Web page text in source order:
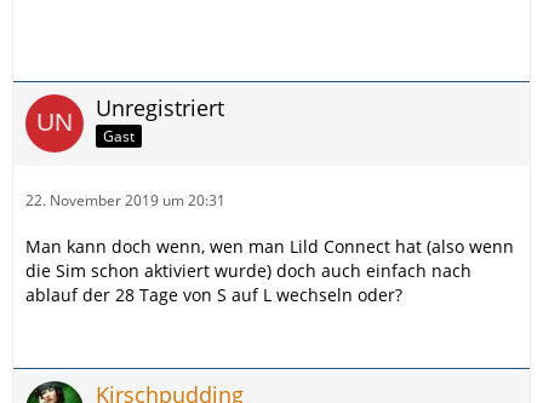
Unregistriert
Gast
22. November 2019 um 20:31
Man kann doch wenn, wen man Lild Connect hat (also wenn
die Sim schon aktiviert wurde) doch auch einfach nach
ablauf der 28 Tage von S auf L wechseln oder?
Kirschpudding